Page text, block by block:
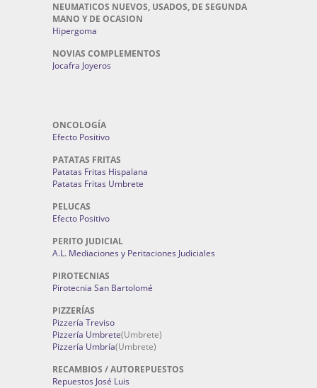
NEUMATICOS NUEVOS, USADOS, DE SEGUNDA
MANO Y DE OCASION
Hipergoma
NOVIAS COMPLEMENTOS
Jocafra Joyeros
ONCOLOGÍA
Efecto Positivo
PATATAS FRITAS
Patatas Fritas Hispalana
Patatas Fritas Umbrete
PELUCAS
Efecto Positivo
PERITO JUDICIAL
A.L. Mediaciones y Peritaciones Judiciales
PIROTECNIAS
Pirotecnia San Bartolomé
PIZZERÍAS
Pizzería Treviso
Pizzería Umbrete(Umbrete)
Pizzería Umbría(Umbrete)
RECAMBIOS / AUTOREPUESTOS
Repuestos José Luis